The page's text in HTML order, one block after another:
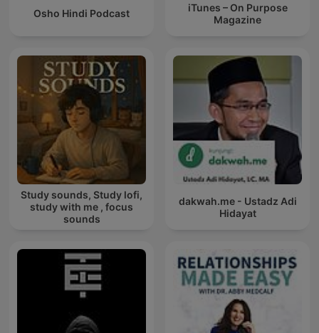
Osho Hindi Podcast
iTunes – On Purpose
Magazine
Study sounds, Study lofi,
study with me , focus
sounds
dakwah.me - Ustadz Adi
Hidayat